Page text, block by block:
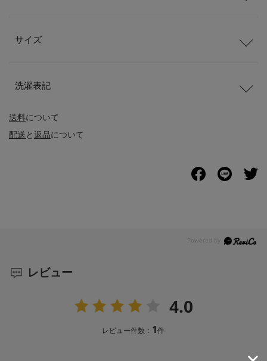
送料について
配送と返品について
サイズ
洗濯表記
レビュー
4.0
レビュー件数： 1件